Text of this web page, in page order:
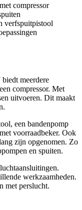
compressor
verfspuitpistool
meerdere
compressor. Met
uitvoeren. Dit maakt
een bandenpomp
voorraadbeker. Ook
zijn opgenomen. Zo
en spuiten.
werkzaamheden.
met perslucht.